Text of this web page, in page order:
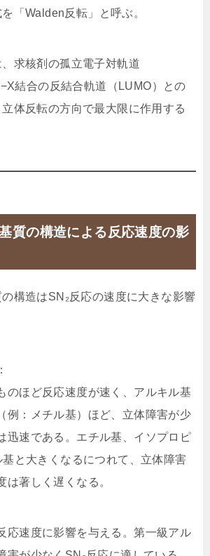
「Walden反転」と呼ぶ。
求核剤の孤立電子対軌道
結合の反結合軌道（LUMO）との
体反転の方向で最大限に作用する
質の構造による反応速度の影
構造はSN₂反応の速度に大きな影響
：
のほど反応速度が速く、アルキル基
例：メチル基）ほど、立体障害が少
迅速である。エチル基、イソプロピ
基と大きくなるにつれて、立体障害
は著しく遅くなる。
応速度に影響を与える。第一級アル